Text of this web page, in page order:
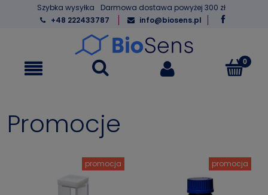
Szybka wysyłka
Darmowa dostawa powyżej 300 zł
+48 222433787
info@biosens.pl
Promocje
promocja promocja